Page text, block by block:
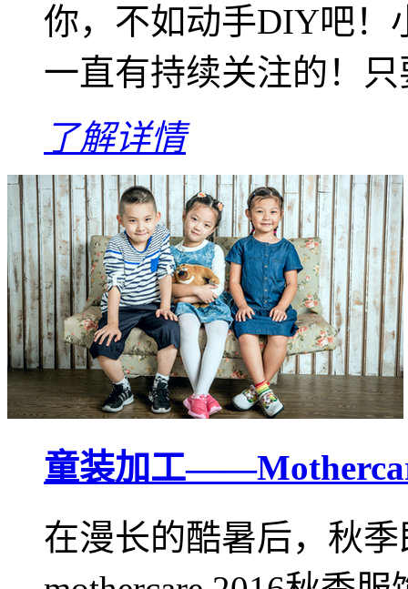
你，不如动手DIY吧！
一直有持续关注的！
了解详情
童装加工
在漫长的酷暑后，秋